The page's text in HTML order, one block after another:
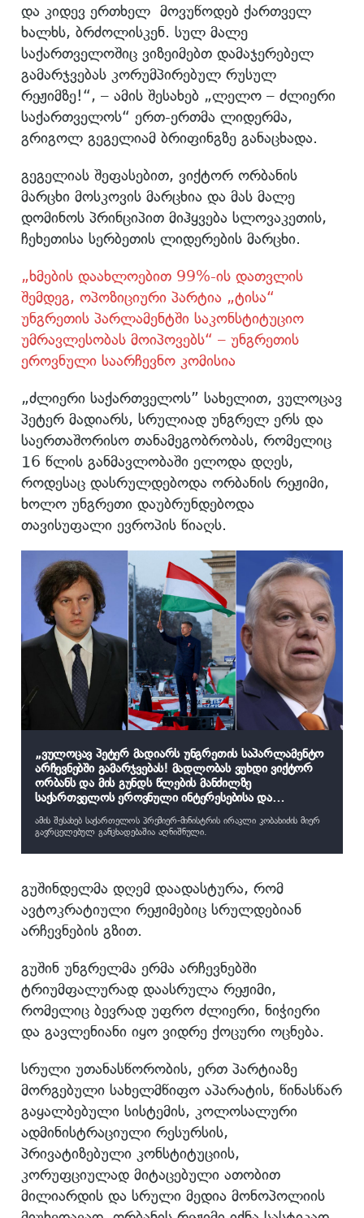
და კიდევ ერთხელ მოვუწოდებ ქართველ
ხალხს, ბრძოლისკენ. სულ მალე
საქართველოშიც ვიზეიმებთ დამაჯერებელ
გამარჯვებას კორუმპირებულ რუსულ
რეჟიმზე!“, – ამის შესახებ „ლელო – ძლიერი
საქართველოს“ ერთ-ერთმა ლიდერმა,
გრიგოლ გეგელიამ ბრიფინგზე განაცხადა.
გეგელიას შეფასებით, ვიქტორ ორბანის
მარცხი მოსკოვის მარცხია და მას მალე
დომინოს პრინციპით მიჰყვება სლოვაკეთის,
ჩეხეთისა სერბეთის ლიდერების მარცხი.
„ხმების დაახლოებით 99%-ის დათვლის
შემდეგ, ოპოზიციური პარტია „ტისა“
უნგრეთის პარლამენტში საკონსტიტუციო
უმრავლესობას მოიპოვებს“ – უნგრეთის
ეროვნული საარჩევნო კომისია
„ძლიერი საქართველოს” სახელით, ვულოცავ
პეტერ მადიარს, სრულიად უნგრელ ერს და
საერთაშორისო თანამეგობრობას, რომელიც
16 წლის განმავლობაში ელოდა დღეს,
როდესაც დასრულდებოდა ორბანის რეჟიმი,
ხოლო უნგრეთი დაუბრუნდებოდა
თავისუფალი ევროპის წიაღს.
„ვულოცავ პეტერ მადიარს უნგრეთის საპარლამენტო
არჩევნებში გამარჯვებას! მადლობას ვუხდი ვიქტორ
ორბანს და მის გუნდს წლების მანძილზე
საქართველოს ეროვნული ინტერესებისა და
მხარდაჭერისთვის“
ამის შესახებ საქართელოს პრემიერ-მინისტრის ირაკლი კობახიძის მიერ
გავრცელებულ განცხადებაშია აღნიშნული.
გუშინდელმა დღემ დაადასტურა, რომ
ავტოკრატიული რეჟიმებიც სრულდებიან
არჩევნების გზით.
გუშინ უნგრელმა ერმა არჩევნებში
ტრიუმფალურად დაასრულა რეჟიმი,
რომელიც ბევრად უფრო ძლიერი, ნიჭიერი
და გავლენიანი იყო ვიდრე ქოცური ოცნება.
სრული უთანასწორობის, ერთ პარტიაზე
მორგებული სახელმწიფო აპარატის, წინასწარ
გაყალბებული სისტემის, კოლოსალური
ადმინისტრაციული რესურსის,
პრივატიზებული კონსტიტუციის,
კორუფციულად მიტაცებული ათობით
მილიარდის და სრული მედია მონოპოლიის